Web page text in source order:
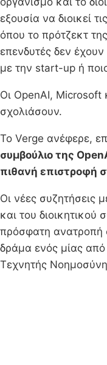
εξουσία να διοικεί
όπου το πρότζεκτ
επενδυτές δεν έχουν
με την start-up ή
Οι OpenAI, Microsoft
σχολιάσουν.
Το Verge ανέφερε,
συμβούλιο της
πιθανή επιστροφή
Οι νέες συζητήσεις
και του διοικητικού
πρόσφατη ανατροπή
δράμα ενός μίας από
Τεχνητής